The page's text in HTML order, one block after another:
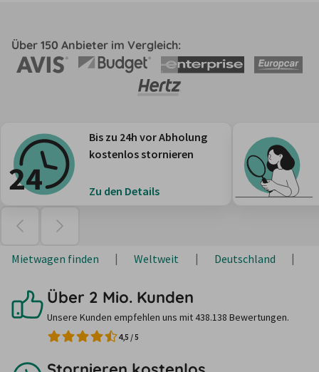
Über 150 Anbieter im Vergleich:
Bis zu 24h vor Abholung
kostenlos stornieren
Zu den Details
Mietwagen finden Weltweit Deutschland
Über 2 Mio. Kunden
Unsere Kunden empfehlen uns mit 438.138 Bewertungen.
4,5 /5